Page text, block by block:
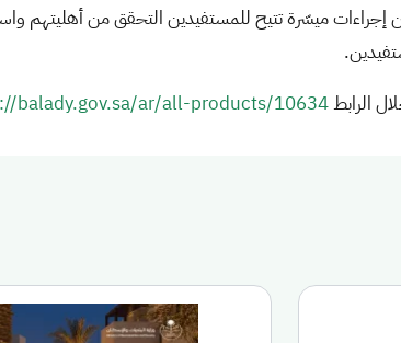
إجراءات ميسّرة تتيح للمستفيدين التحقق من أهليتهم
الرابطbalady.gov.sa/ar/all-products/10634